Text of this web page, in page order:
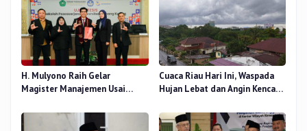
H. Mulyono Raih Gelar
Magister Manajemen Usai
Terhadap Beban Kerja
Cuaca Riau Hari Ini, Waspada
Hujan Lebat dan Angin Kencang